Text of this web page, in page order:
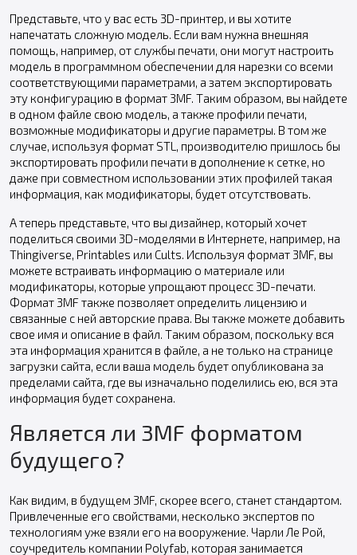
Представьте, что у вас есть 3D-принтер, и вы хотите
напечатать сложную модель. Если вам нужна внешняя
помощь, например, от службы печати, они могут настроить
модель в программном обеспечении для нарезки со всеми
соответствующими параметрами, а затем экспортировать
эту конфигурацию в формат 3MF. Таким образом, вы найдете
в одном файле свою модель, а также профили печати,
возможные модификаторы и другие параметры. В том же
случае, используя формат STL, производителю пришлось бы
экспортировать профили печати в дополнение к сетке, но
даже при совместном использовании этих профилей такая
информация, как модификаторы, будет отсутствовать.
А теперь представьте, что вы дизайнер, который хочет
поделиться своими 3D-моделями в Интернете, например, на
Thingiverse, Printables или Cults. Используя формат 3MF, вы
можете встраивать информацию о материале или
модификаторы, которые упрощают процесс 3D-печати.
Формат 3MF также позволяет определить лицензию и
связанные с ней авторские права. Вы также можете добавить
свое имя и описание в файл. Таким образом, поскольку вся
эта информация хранится в файле, а не только на странице
загрузки сайта, если ваша модель будет опубликована за
пределами сайта, где вы изначально поделились ею, вся эта
информация будет сохранена.
Является ли 3MF форматом
будущего?
Как видим, в будущем 3MF, скорее всего, станет стандартом.
Привлеченные его свойствами, несколько экспертов по
технологиям уже взяли его на вооружение. Чарли Ле Рой,
соучредитель компании Polyfab, которая занимается